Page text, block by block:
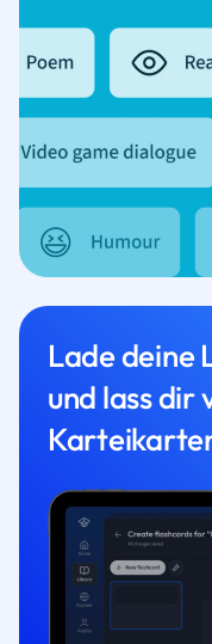
Lade deine
und lass dir